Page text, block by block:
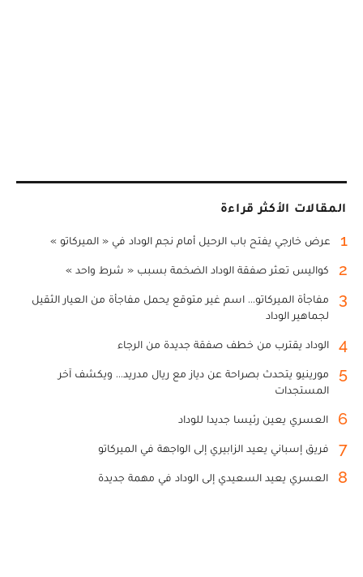
المقالات الأكثر قراءة
1 عرض خارجي يفتح باب الرحيل أمام نجم الوداد في « الميركاتو »
2 كواليس تعثر صفقة الوداد الضخمة بسبب « شرط واحد »
3
مفاجأة الميركاتو... اسم غير متوقع يحمل مفاجأة من العيار الثقيل
لجماهير الوداد
4 الوداد يقترب من خطف صفقة جديدة من الرجاء
5
مورينيو يتحدث بصراحة عن دياز مع ريال مدريد... ويكشف آخر
المستجدات
6 العسري يعين رئيسا جديدا للوداد
7 فريق إسباني يعيد الزابيري إلى الواجهة في الميركاتو
8 العسري يعيد السعيدي إلى الوداد في مهمة جديدة